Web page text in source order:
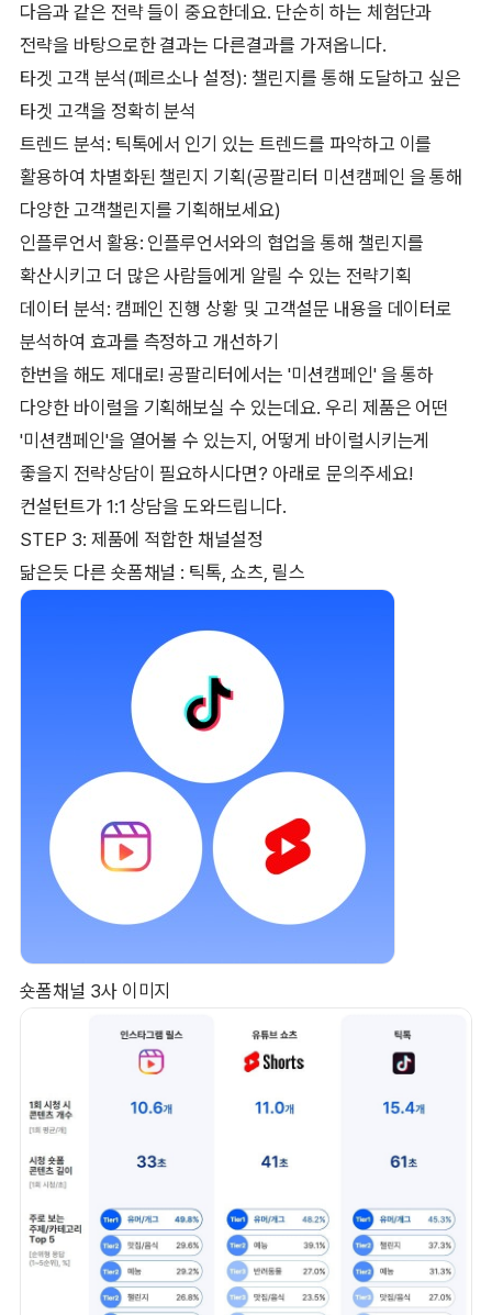
다음과 같은 전략 들이 중요한데요. 단순히 하는 체험단과
전략을 바탕으로한 결과는 다른결과를 가져옵니다.
타겟 고객 분석(페르소나 설정): 챌린지를 통해 도달하고 싶은
타겟 고객을 정확히 분석
트렌드 분석: 틱톡에서 인기 있는 트렌드를 파악하고 이를
활용하여 차별화된 챌린지 기획(공팔리터 미션캠페인 을 통해
다양한 고객챌린지를 기획해보세요)
인플루언서 활용: 인플루언서와의 협업을 통해 챌린지를
확산시키고 더 많은 사람들에게 알릴 수 있는 전략기획
데이터 분석: 캠페인 진행 상황 및 고객설문 내용을 데이터로
분석하여 효과를 측정하고 개선하기
한번을 해도 제대로! 공팔리터에서는 '미션캠페인' 을 통하
다양한 바이럴을 기획해보실 수 있는데요. 우리 제품은 어떤
'미션캠페인'을 열어볼 수 있는지, 어떻게 바이럴시키는게
좋을지 전략상담이 필요하시다면? 아래로 문의주세요!
컨설턴트가 1:1 상담을 도와드립니다.
STEP 3: 제품에 적합한 채널설정
닮은듯 다른 숏폼채널 : 틱톡, 쇼츠, 릴스
숏폼채널 3사 이미지